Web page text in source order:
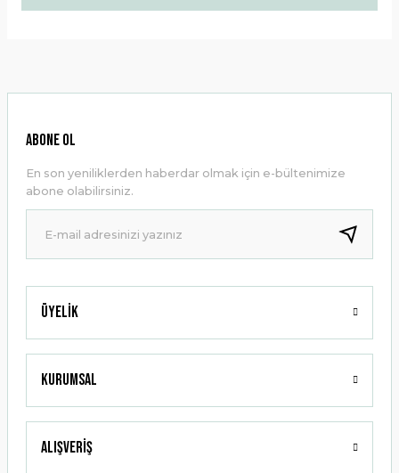
Ürün resmi kalitesiz, bozuk veya görüntülenemiyor.
Ürün bilgilerinde hatalar bulunuyor.
Ürün fiyatı diğer sitelerden daha pahalı.
Bu ürüne benzer farklı alternatifler olmalı.
Gönder
Üyelik
Kurumsal
Alışveriş
ABONE OL
En son yeniliklerden haberdar olmak için e-bültenimize
abone olabilirsiniz.